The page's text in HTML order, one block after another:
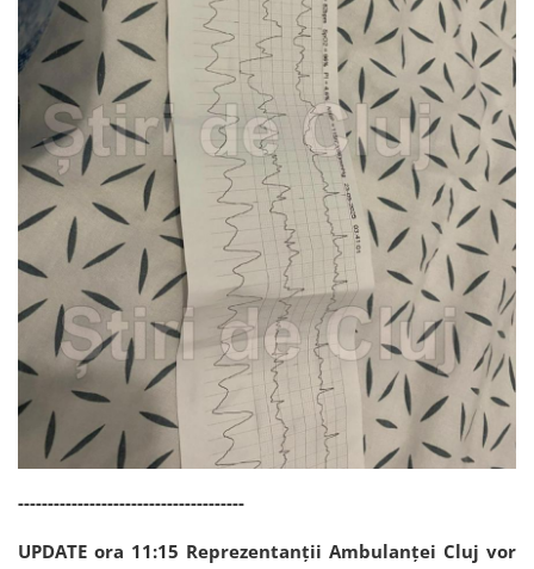
--------------------------------------
UPDATE ora 11:15 Reprezentanții Ambulanței Cluj vor